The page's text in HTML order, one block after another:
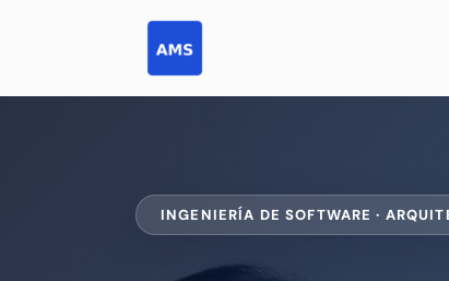
INGENIERÍA DE SOFTWARE ·